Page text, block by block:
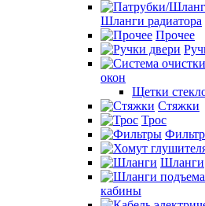
Шланги радиатора
Прочее
окон
Щетки
Стяжки
Трос
Шланги
кабины